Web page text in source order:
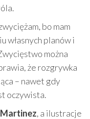
bo mam
własnych planów i
można
że rozgrywka
– nawet gdy
oczywista.
, a ilustracje